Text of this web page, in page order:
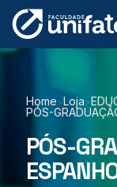
Home>Loja>
PÓS-
PÓS-